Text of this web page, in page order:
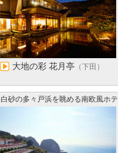
大地の彩 花月亭 （下田）
白砂の多々戸浜を眺める南欧風ホテ